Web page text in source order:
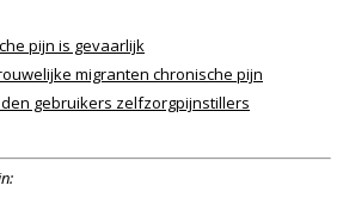
pijn is gevaarlijk
migranten chronische pijn
gebruikers zelfzorgpijnstillers